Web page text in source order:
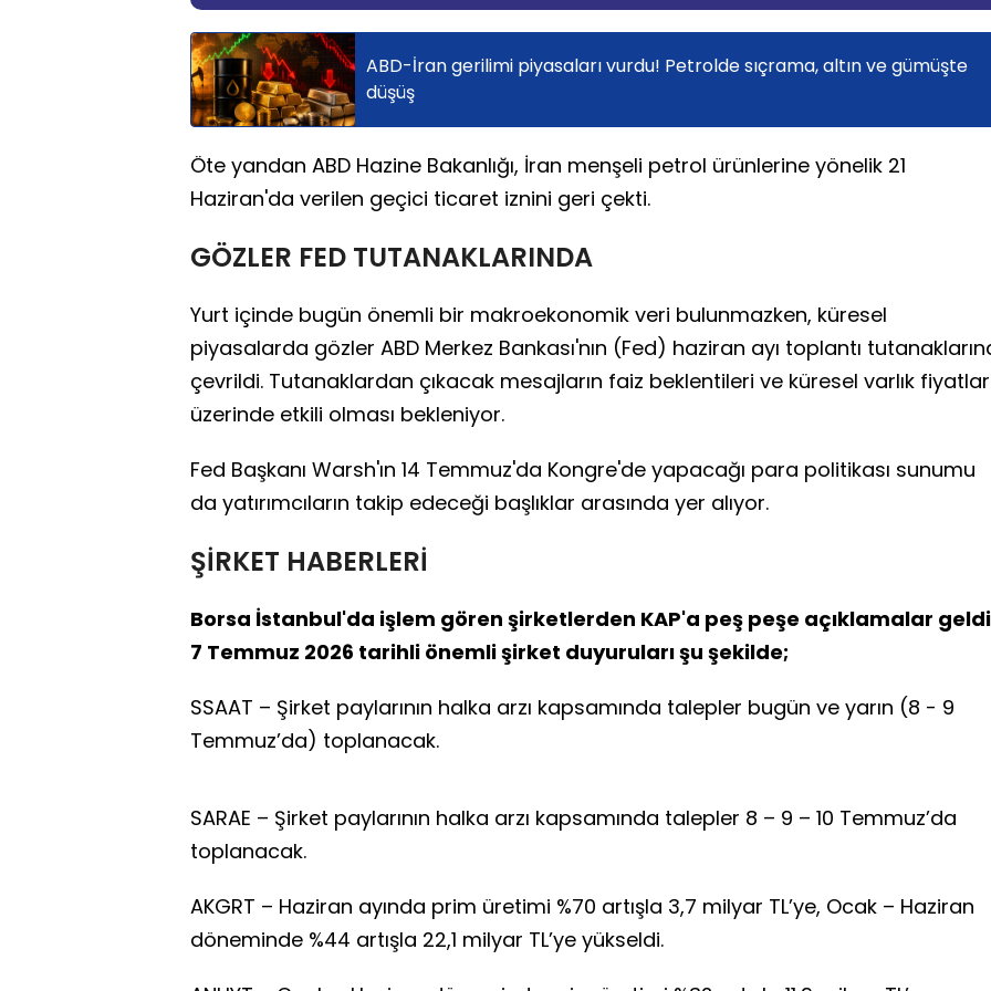
ABD-İran gerilimi piyasaları vurdu! Petrolde sıçrama, altın ve gümüşte
düşüş
Öte yandan ABD Hazine Bakanlığı, İran menşeli petrol ürünlerine yönelik 21
Haziran'da verilen geçici ticaret iznini geri çekti.
GÖZLER FED TUTANAKLARINDA
Yurt içinde bugün önemli bir makroekonomik veri bulunmazken, küresel
piyasalarda gözler ABD Merkez Bankası'nın (Fed) haziran ayı toplantı
çevrildi. Tutanaklardan çıkacak mesajların faiz beklentileri ve küresel varlık
üzerinde etkili olması bekleniyor.
Fed Başkanı Warsh'ın 14 Temmuz'da Kongre'de yapacağı para politikası sunumu
da yatırımcıların takip edeceği başlıklar arasında yer alıyor.
ŞİRKET HABERLERİ
Borsa İstanbul'da işlem gören şirketlerden KAP'a peş peşe açıklamalar
7 Temmuz 2026 tarihli önemli şirket duyuruları şu şekilde;
SSAAT – Şirket paylarının halka arzı kapsamında talepler bugün ve yarın (8 - 9
Temmuz’da) toplanacak.
SARAE – Şirket paylarının halka arzı kapsamında talepler 8 – 9 – 10 Temmuz’da
toplanacak.
AKGRT – Haziran ayında prim üretimi %70 artışla 3,7 milyar TL’ye, Ocak – Haziran
döneminde %44 artışla 22,1 milyar TL’ye yükseldi.